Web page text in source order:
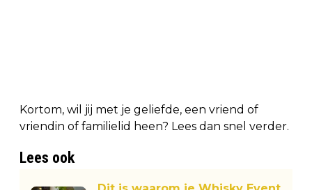
Kortom, wil jij met je geliefde, een vriend of
vriendin of familielid heen? Lees dan snel verder.
Lees ook